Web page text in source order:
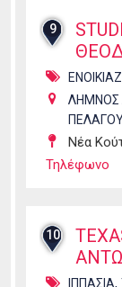
9
ΛΗΜΝΟΣ
Νέα
Τηλέφωνο
10
ΙΠΠΑΣΙΑ,